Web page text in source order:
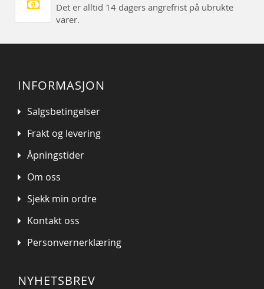
Det er alltid 14 dagers angrefrist på ubrukte
varer.
INFORMASJON
Salgsbetingelser
Frakt og levering
Åpningstider
Om oss
Sjekk min ordre
Kontakt oss
Personvernerklæring
NYHETSBREV